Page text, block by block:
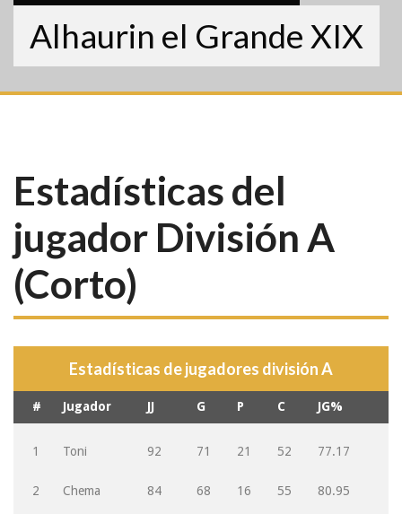
Alhaurin el Grande XIX
Estadísticas del
jugador División A
(Corto)
Estadísticas de jugadores división A
# Jugador JJ G P C JG%
1 Toni 92 71 21 52 77.17
2 Chema 84 68 16 55 80.95